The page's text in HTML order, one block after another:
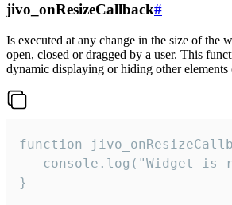
jivo_onResizeCallback#
Is executed at any change in the size of the
open, closed or dragged by a user. This
dynamic displaying or hiding other elements
function
console.log("Widget is
}